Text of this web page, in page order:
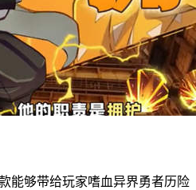
能够带给玩家嗜血异界勇者历险